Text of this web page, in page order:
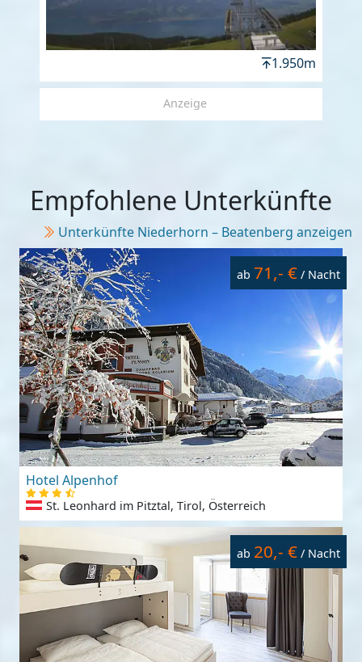
1.950m
Anzeige
Empfohlene Unterkünfte
Unterkünfte Niederhorn – Beatenberg anzeigen
ab 71,- € / Nacht
Hotel Alpenhof
St. Leonhard im Pitztal, Tirol, Österreich
ab 20,- € / Nacht